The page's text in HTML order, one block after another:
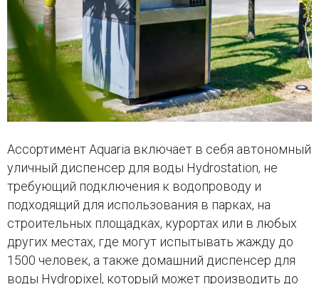
Ассортимент Aquaria включает в себя автономный
уличный диспенсер для воды Hydrostation, не
требующий подключения к водопроводу и
подходящий для использования в парках, на
строительных площадках, курортах или в любых
других местах, где могут испытывать жажду до
1500 человек, а также домашний диспенсер для
воды Hydropixel, который может производить до